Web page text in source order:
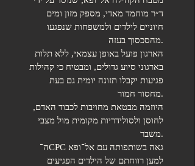
ד״ר מוחמד מאדי, מספק מזון ומים
חיוניים לילדים ולמשפחות שנפגעו
מהסכסוך בעזה.
הארגון פועל באופן עצמאי, ללא תלות
בארגוני סיוע גדולים, ומבטיח כי קהילות
פגיעות יקבלו תזונה יומית גם בעת
מחסור חמור.
היוזמה מבטאת מחויבות לכבוד האדם,
לחוסן ולסולידריות מקומית מול מצבי
משבר.
ה־CPC גאה בשותפותה עם אל־ופא
למען רווחתם של הילדים הפגיעים